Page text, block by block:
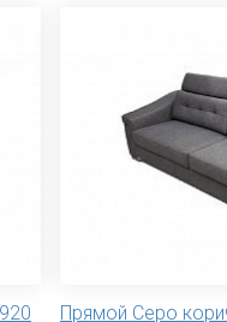
Прямой Серо